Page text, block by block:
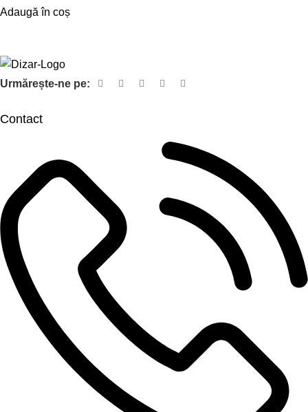
Adaugă în coș
Urmărește-ne pe:
Contact